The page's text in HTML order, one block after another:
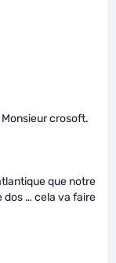
crosoft.
que notre
dos … cela va faire